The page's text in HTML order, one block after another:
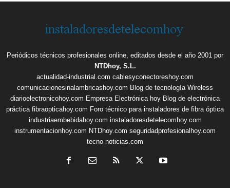
Periódicos técnicos profesionales online, editados desde el año 2001 por
NTDhoy, S.L.
actualidad-industrial.com cablesyconectoreshoy.com
comunicacionesinalambricashoy.com Blog de tecnología Wireless
diarioelectronicohoy.com Empresa Electrónica hoy Blog de electrónica
práctica fibraopticahoy.com Foro técnico para instaladores de fibra óptica
industriaembebidahoy.com instaladoresdetelecomhoy.com
instrumentacionhoy.com NTDhoy.com seguridadprofesionalhoy.com
tecno-noticias.com